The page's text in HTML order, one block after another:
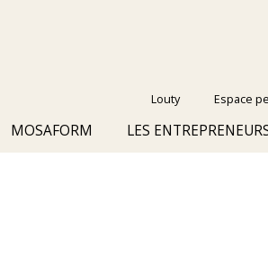
Louty Espace
MOSAFORM LES